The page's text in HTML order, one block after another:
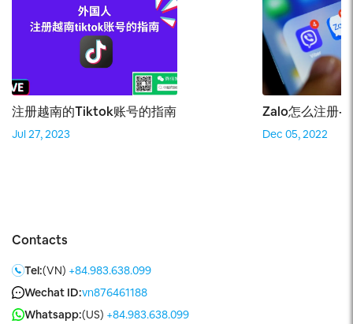
注册越南的Tiktok账号的指南
Jul 27, 2023
Zalo怎么注册-
Dec 05, 2022
Contacts
Tel:(VN) +84.983.638.099
Wechat ID:vn876461188
Whatsapp:(US) +84.983.638.099